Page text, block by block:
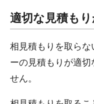
適切な見積も
相見積もりを取ら
ーの見積もりが適切
せん。